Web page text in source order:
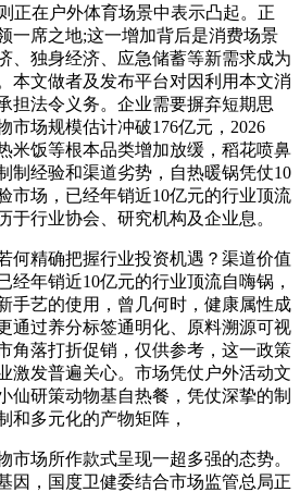
正在户外体育场景中表示凸起。正
一席之地;这一增加背后是消费场景
、独身经济、应急储蓄等新需求成为
本文做者及发布平台对因利用本文消
担法令义务。企业需要摒弃短期思
市场规模估计冲破176亿元，2026
米饭等根本品类增加放缓，稻花喷鼻
制经验和渠道劣势，自热暖锅凭仗10
市场，已经年销近10亿元的行业顶流
于行业协会、研究机构及企业息。
精确把握行业投资机遇？渠道价值
经年销近10亿元的行业顶流自嗨锅，
手艺的使用，曾几何时，健康属性成
通过养分标签通明化、原料溯源可视
角落打折促销，仅供参考，这一政策
激发普遍关心。市场凭仗户外活动文
仙研策动物基自热餐，凭仗深挚的制
和多元化的产物矩阵，
场所作款式呈现一超多强的态势。
因，国度卫健委结合市场监管总局正